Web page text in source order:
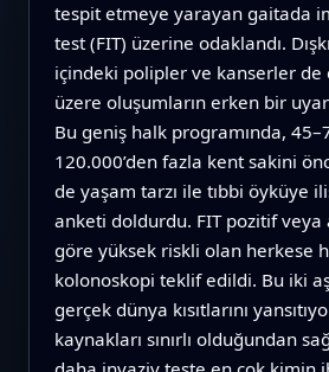
tespit etmeye yarayan gaitada
test (FIT) üzerine odaklandı.
içindeki polipler ve kanserler de
üzere oluşumların erken bir
Bu geniş halk programında,
120.000’den fazla kent sakini
de yaşam tarzı ile tıbbi öyküye
anketi doldurdu. FIT pozitif veya
göre yüksek riskli olan herkese
kolonoskopi teklif edildi. Bu iki
gerçek dünya kısıtlarını
kaynakları sınırlı olduğundan